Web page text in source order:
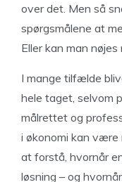
over det. Men så
spørgsmålene at
Eller kan man
I mange tilfælde
hele taget, selvom
målrettet og
i økonomi kan være
at forstå, hvornår
løsning – og